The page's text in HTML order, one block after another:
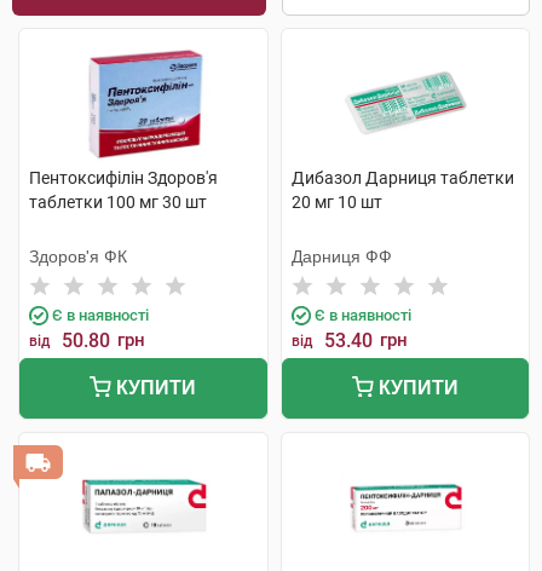
Пентоксифілін Здоров'я
таблетки 100 мг 30 шт
Здоров'я ФК
Є в наявності
від 50.80 грн
КУПИТИ
Дибазол Дарниця таблетки
20 мг 10 шт
Дарниця ФФ
Є в наявності
від 53.40 грн
КУПИТИ